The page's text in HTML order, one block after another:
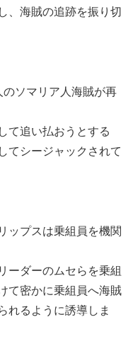
、海賊の追跡を振り切
ソマリア人海賊が再
て追い払おうとする
てシージャックされて
ップスは乗組員を機関
ーダーのムセらを乗組
て密かに乗組員へ海賊
れるように誘導しま